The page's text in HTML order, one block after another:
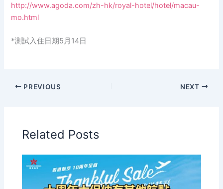
http://www.agoda.com/zh-hk/royal-hotel/hotel/macau-
mo.html
*測試入住日期5月14日
PREVIOUS NEXT
Related Posts